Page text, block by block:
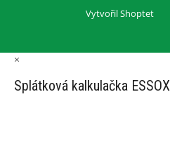
Vytvořil Shoptet
×
Splátková kalkulačka ESSOX